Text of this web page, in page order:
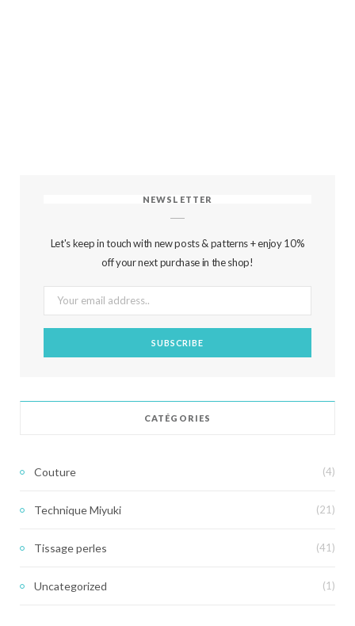
NEWSLETTER
Let's keep in touch with new posts & patterns + enjoy 10%
off your next purchase in the shop!
CATÉGORIES
Couture (4)
Technique Miyuki (21)
Tissage perles (41)
Uncategorized (1)